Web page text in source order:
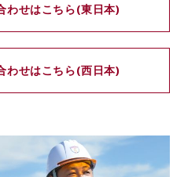
わせはこちら(東日本)
わせはこちら(西日本)